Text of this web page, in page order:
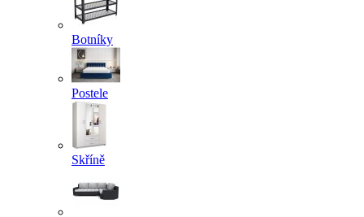
Botníky
Postele
Skříně